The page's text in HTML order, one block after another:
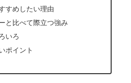
すめしたい理由
と比べて際立つ強み
いろ
ポイント